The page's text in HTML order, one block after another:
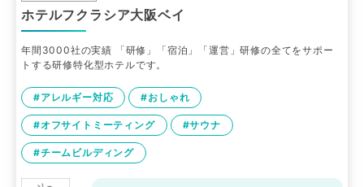
ホテルフクラシア大阪ベイ
年間3000社の実績 「研修」「宿泊」「運営」研修の全てをサポー
トする研修特化型ホテルです。
#アレルギー対応 #おしゃれ
#オフサイトミーティング #サウナ
#チームビルディング